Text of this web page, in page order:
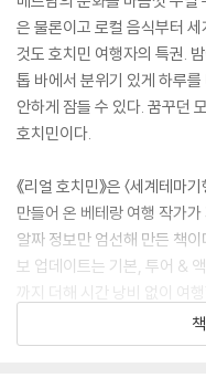
은 물론이고 로컬 음식부터
것도 호치민 여행자의 특권.
톱 바에서 분위기 있게 하루
안하게 잠들 수 있다. 꿈꾸던
호치민이다.
《리얼 호치민》은 〈세계테마
만들어 온 베테랑 여행 작가
알짜 정보만 엄선해 만든 책
보 업데이트는 기본, 투어 &
까지 더해 시간 낭비 없이 여
해변 소도시 붕따우를 시작
나트랑, 감각적인 고산 마을